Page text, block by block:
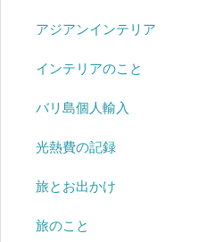
アジアンインテリア
インテリアのこと
バリ島個人輸入
光熱費の記録
旅とお出かけ
旅のこと